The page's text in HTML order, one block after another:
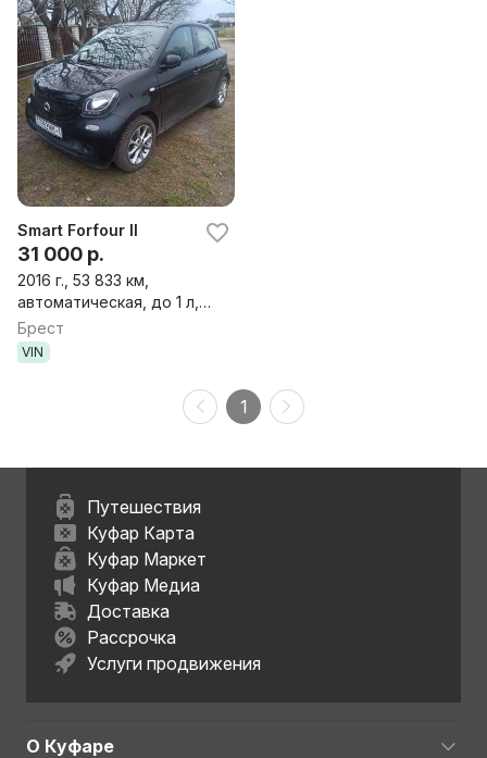
Smart Forfour II
31 000 р.
2016 г., 53 833 км,
автоматическая, до 1 л,
бензин, хэтчбек
Брест
VIN
1
Путешествия
Куфар Карта
Куфар Маркет
Куфар Медиа
Доставка
Рассрочка
Услуги продвижения
О Куфаре